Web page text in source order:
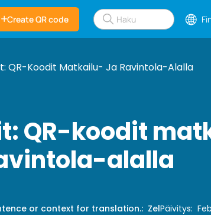
Create QR code
QR-Koodit Matkailu- Ja Ravintola-Alalla
QR-koodit
alalla
or context for translation.: ZelPäivitys: